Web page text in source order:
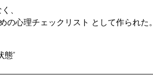
、
の心理チェックリスト として作られた。
態”